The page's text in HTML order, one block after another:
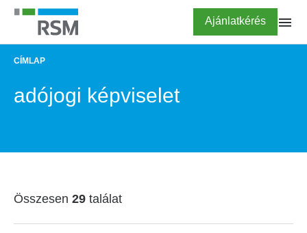
Ugrás
tartalomra
Highlighted
Ajánlatkérés
MORZSA
CÍMLAP
adójogi képviselet
Összesen 29 találat